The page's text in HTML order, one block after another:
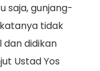
saja, gunjang-
tidak
didikan
Ustad Yos